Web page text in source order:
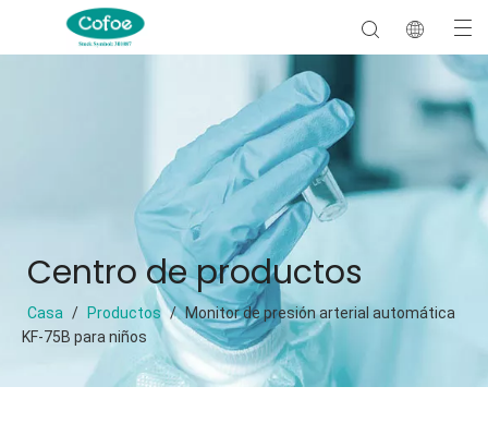
Centro de productos
Casa / Productos / Monitor de presión arterial automática
KF-75B para niños